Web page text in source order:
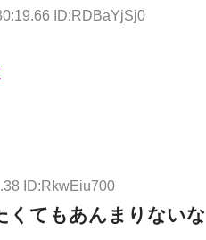
ID:RDBaYjSj0
ID:RkwEiu700
くてもあんまりないな